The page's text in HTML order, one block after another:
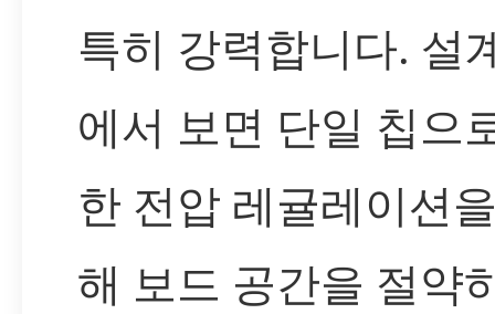
특히 강력합니다. 설
에서 보면 단일 칩으
한 전압 레귤레이션
해 보드 공간을 절약